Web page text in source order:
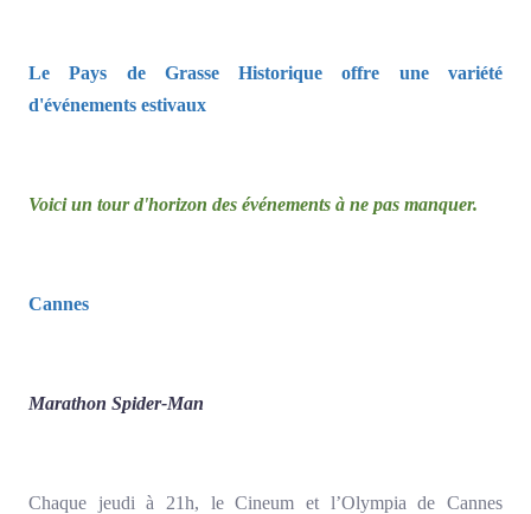
Le Pays de Grasse Historique offre une variété
d'événements estivaux
Voici un tour d'horizon des événements à ne pas manquer.
Cannes
Marathon Spider-Man
Chaque jeudi à 21h, le Cineum et l’Olympia de Cannes